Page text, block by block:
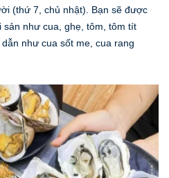
(thứ 7, chủ nhật). Bạn sẽ được
như cua, ghẹ, tôm, tôm tít
như cua sốt me, cua rang